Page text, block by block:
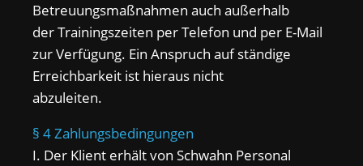
Betreuungsmaßnahmen auch außerhalb
der Trainingszeiten per Telefon und per E-Mail
zur Verfügung. Ein Anspruch auf ständige
Erreichbarkeit ist hieraus nicht
abzuleiten.
§ 4 Zahlungsbedingungen
I. Der Klient erhält von Schwahn Personal